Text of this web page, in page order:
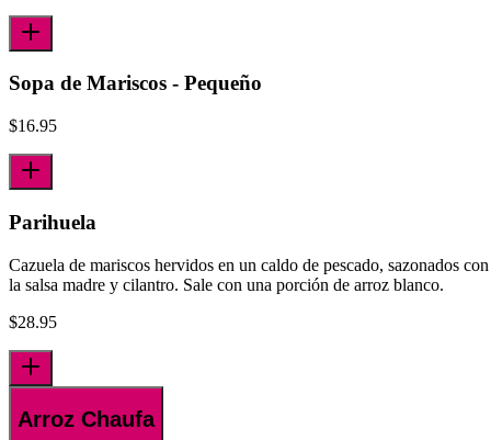
Sopa de Mariscos - Pequeño
$16.95
Parihuela
Cazuela de mariscos hervidos en un caldo de pescado, sazonados con
la salsa madre y cilantro. Sale con una porción de arroz blanco.
$28.95
Arroz Chaufa